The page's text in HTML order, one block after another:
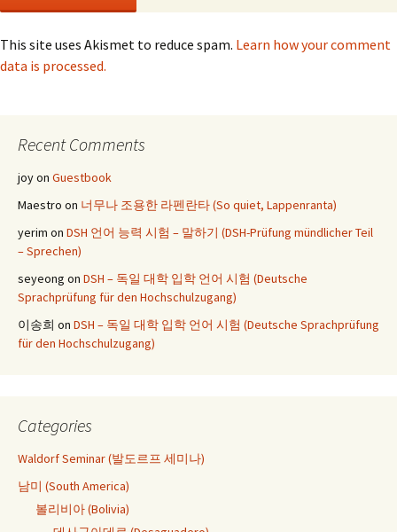
This site uses Akismet to reduce spam. Learn how your comment
data is processed.
Recent Comments
joyon Guestbook
Maestro on 너무나 조용한 라펜란타 (So quiet, Lappenranta)
yerim on DSH 언어 능력 시험 – 말하기 (DSH-Prüfung mündlicher Teil
– Sprechen)
seyeong on DSH – 독일 대학 입학 언어 시험 (Deutsche
Sprachprüfung für den Hochschulzugang)
이송희 on DSH – 독일 대학 입학 언어 시험 (Deutsche Sprachprüfung
für den Hochschulzugang)
Categories
Waldorf Seminar (발도르프 세미나)
남미 (South America)
볼리비아 (Bolivia)